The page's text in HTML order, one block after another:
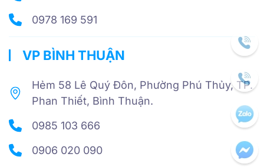
0978 169 591
VP BÌNH THUẬN
Hẻm 58 Lê Quý Đôn, Phường Phú Thủy, TP.
Phan Thiết, Bình Thuận.
0985 103 666
0906 020 090